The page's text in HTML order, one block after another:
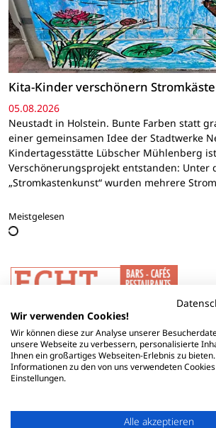
Kita-Kinder verschönern
05.08.2026
Neustadt in Holstein. Bunte Farben statt
einer gemeinsamen Idee der Stadtwerke
Kindertagesstätte Lübscher Mühlenberg
Verschönerungsprojekt entstanden: Unter
„Stromkastenkunst“ wurden mehrere
Meistgelesen
Wir verwenden Cookies!
Wir können diese zur Analyse unserer
unsere Webseite zu verbessern, personalisierte
Ihnen ein großartiges Webseiten-Erlebnis zu
Informationen zu den von uns verwendeten
Einstellungen.
Alle akzeptieren